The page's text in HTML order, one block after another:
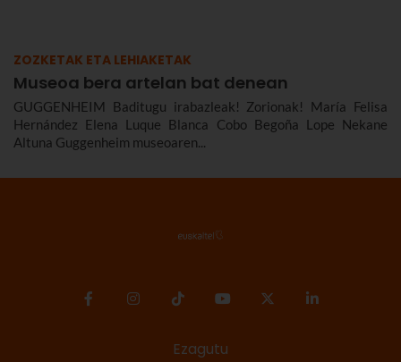
ZOZKETAK ETA LEHIAKETAK
Museoa bera artelan bat denean
GUGGENHEIM Baditugu irabazleak! Zorionak! María Felisa
Hernández Elena Luque Blanca Cobo Begoña Lope Nekane
Altuna Guggenheim museoaren...
Ezagutu